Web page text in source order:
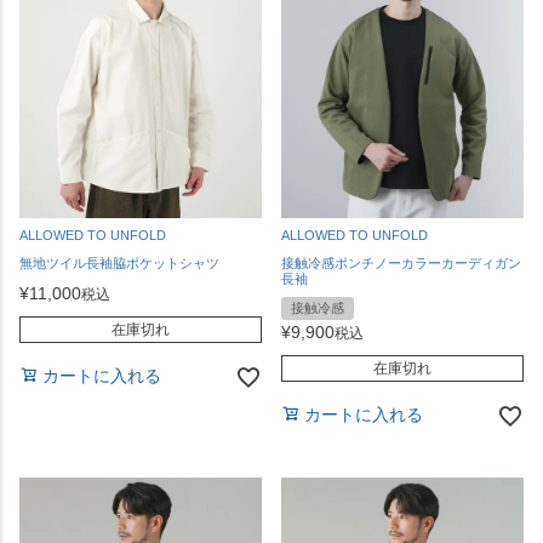
ALLOWED TO UNFOLD
無地ツイル長袖脇ポケットシャツ
¥11,000税込
在庫切れ
カートに入れる
ALLOWED TO UNFOLD
接触冷感ポンチノーカラーカーディガン
長袖
接触冷感
¥9,900税込
在庫切れ
カートに入れる